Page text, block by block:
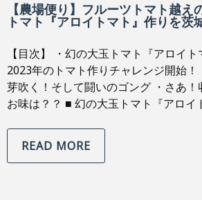
【農場便り】フルーツトマト越え
トマト『アロイトマト』作りを茨
【目次】 ・幻の大玉トマト『アロイト
2023年のトマト作りチャレンジ開始！
芽吹く！そして闘いのゴング ・さあ
お味は？？ ■ 幻の大玉トマト『アロイ
READ MORE